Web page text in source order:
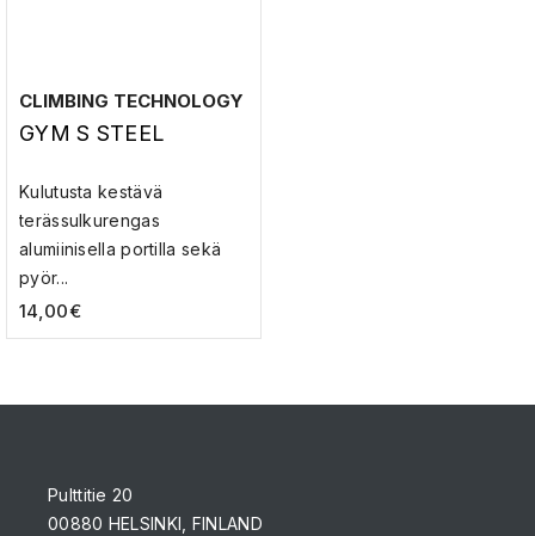
CLIMBING TECHNOLOGY
GYM S STEEL
Kulutusta kestävä
terässulkurengas
alumiinisella portilla sekä
pyör...
14,00€
Pulttitie 20
00880 HELSINKI, FINLAND